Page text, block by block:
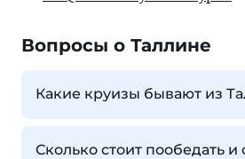
Вопросы о Таллине
Какие круизы бывают из
Сколько стоит пообедать и